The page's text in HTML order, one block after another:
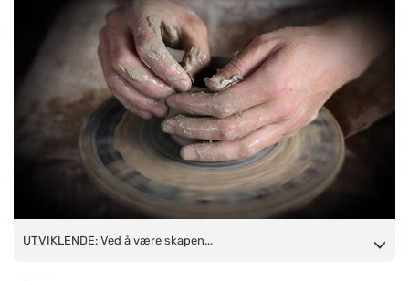
UTVIKLENDE: Ved å være skapende selv får studentene
UTVIKLENDE: Ved å være skapen...